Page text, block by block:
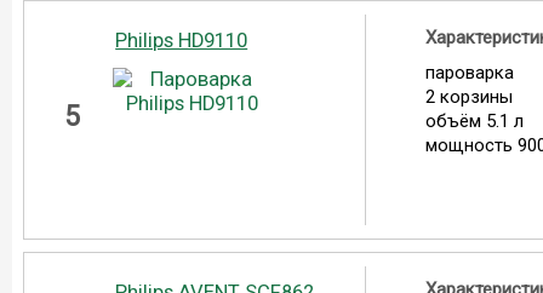
5
Philips HD9110
пароварка
2 корзины
объём 5.1 л
мощность